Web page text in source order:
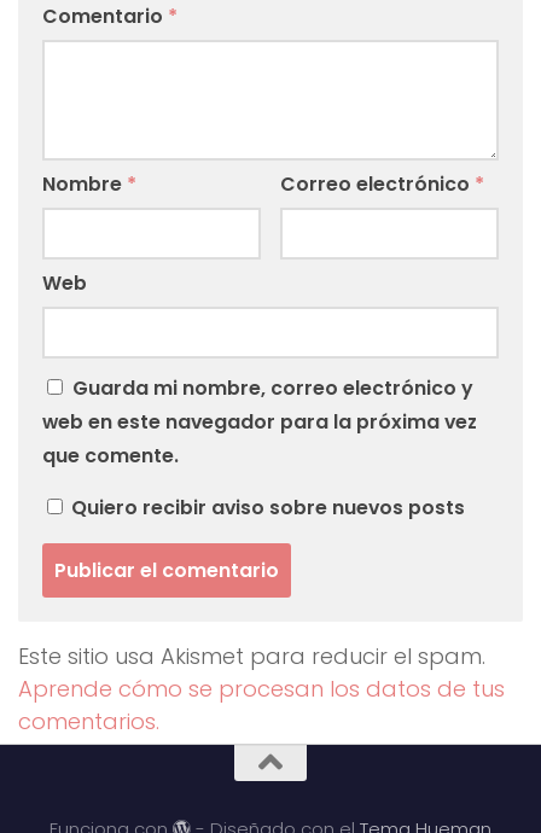
Comentario *
Nombre * Correo electrónico *
Web
Guarda mi nombre, correo electrónico y
web en este navegador para la próxima vez
que comente.
Quiero recibir aviso sobre nuevos posts
Este sitio usa Akismet para reducir el spam.
Aprende cómo se procesan los datos de tus
comentarios.